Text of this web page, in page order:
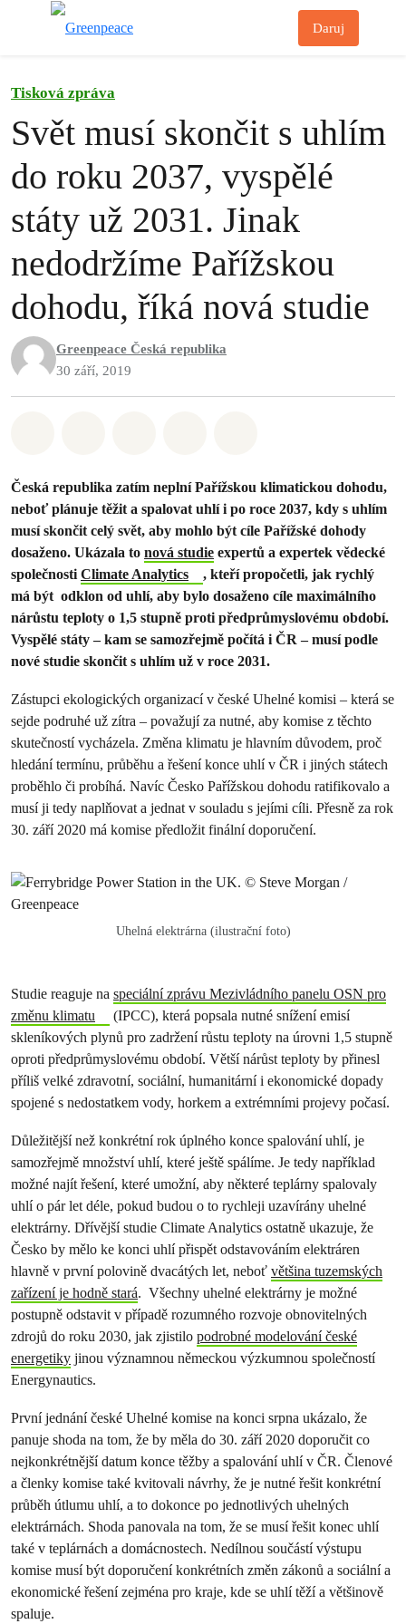
Daruj
Tisková zpráva
Svět musí skončit s uhlím
do roku 2037, vyspělé
státy už 2031. Jinak
nedodržíme Pařížskou
dohodu, říká nová studie
Greenpeace Česká republika
30 září, 2019
Česká republika zatím neplní Pařížskou klimatickou dohodu,
neboť plánuje těžit a spalovat uhlí i po roce 2037, kdy s uhlím
musí skončit celý svět, aby mohlo být cíle Pařížské dohody
dosaženo. Ukázala to nová studie expertů a expertek vědecké
společnostiClimate Analytics
, kteří propočetli, jak rychlý
má být odklon od uhlí, aby bylo dosaženo cíle maximálního
nárůstu teploty o 1,5 stupně proti předprůmyslovému období.
Vyspělé státy – kam se samozřejmě počítá i ČR – musí podle
nové studie skončit s uhlím už v roce 2031.
Zástupci ekologických organizací v české Uhelné komisi – která se
sejde podruhé už zítra – považují za nutné, aby komise z těchto
skutečností vycházela. Změna klimatu je hlavním důvodem, proč
hledání termínu, průběhu a řešení konce uhlí v ČR i jiných státech
proběhlo či probíhá. Navíc Česko Pařížskou dohodu ratifikovalo a
musí ji tedy naplňovat a jednat v souladu s jejími cíli. Přesně za rok
30. září 2020 má komise předložit finální doporučení.
Uhelná elektrárna (ilustrační foto)
Studie reaguje na speciální zprávu Mezivládního panelu OSN pro
změnu klimatu
(IPCC), která popsala nutné snížení emisí
skleníkových plynů pro zadržení růstu teploty na úrovni 1,5 stupně
oproti předprůmyslovému období. Větší nárůst teploty by přinesl
příliš velké zdravotní, sociální, humanitární i ekonomické dopady
spojené s nedostatkem vody, horkem a extrémními projevy počasí.
Důležitější než konkrétní rok úplného konce spalování uhlí, je
samozřejmě množství uhlí, které ještě spálíme. Je tedy například
možné najít řešení, které umožní, aby některé teplárny spalovaly
uhlí o pár let déle, pokud budou o to rychleji uzavírány uhelné
elektrárny. Dřívější studie Climate Analytics ostatně ukazuje, že
Česko by mělo ke konci uhlí přispět odstavováním elektráren
hlavně v první polovině dvacátých let, neboť většina tuzemských
zařízení je hodně stará. Všechny uhelné elektrárny je možné
postupně odstavit v případě rozumného rozvoje obnovitelných
zdrojů do roku 2030, jak zjistilo podrobné modelování české
energetiky jinou významnou německou výzkumnou společností
Energynautics.
První jednání české Uhelné komise na konci srpna ukázalo, že
panuje shoda na tom, že by měla do 30. září 2020 doporučit co
nejkonkrétnější datum konce těžby a spalování uhlí v ČR. Členové
a členky komise také kvitovali návrhy, že je nutné řešit konkrétní
průběh útlumu uhlí, a to dokonce po jednotlivých uhelných
elektrárnách. Shoda panovala na tom, že se musí řešit konec uhlí
také v teplárnách a domácnostech. Nedílnou součástí výstupu
komise musí být doporučení konkrétních změn zákonů a sociální a
ekonomické řešení zejména pro kraje, kde se uhlí těží a většinově
spaluje.